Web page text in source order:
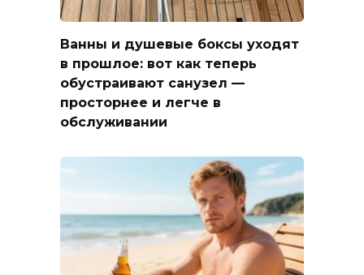
Ванны и душевые боксы уходят
в прошлое: вот как теперь
обустраивают санузел —
просторнее и легче в
обслуживании